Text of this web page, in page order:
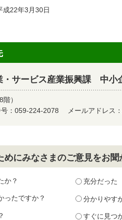
22年3月30日
サービス産業振興課 中小
）
：059-224-2078
メールアドレス：
にみなさまのご意見をお聞
か？ 充分だった
ったですか？ 分かりやす
すぐに見つ